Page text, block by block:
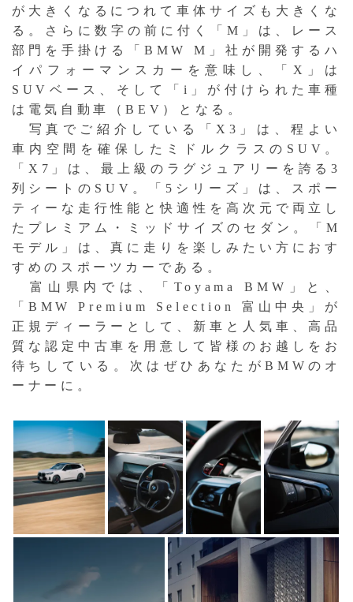
が大きくなるにつれて車体サイズも大きくな
る。さらに数字の前に付く「M」は、レース
部門を手掛ける「BMW M」社が開発するハ
イパフォーマンスカーを意味し、「X」は
SUVベース、そして「i」が付けられた車種
は電気自動車（BEV）となる。
写真でご紹介している「X3」は、程よい
車内空間を確保したミドルクラスのSUV。
「X7」は、最上級のラグジュアリーを誇る3
列シートのSUV。「5シリーズ」は、スポー
ティーな走行性能と快適性を高次元で両立し
たプレミアム・ミッドサイズのセダン。「M
モデル」は、真に走りを楽しみたい方におす
すめのスポーツカーである。
富山県内では、「Toyama BMW」と、
「BMW Premium Selection 富山中央」が
正規ディーラーとして、新車と人気車、高品
質な認定中古車を用意して皆様のお越しをお
待ちしている。次はぜひあなたがBMWのオ
ーナーに。